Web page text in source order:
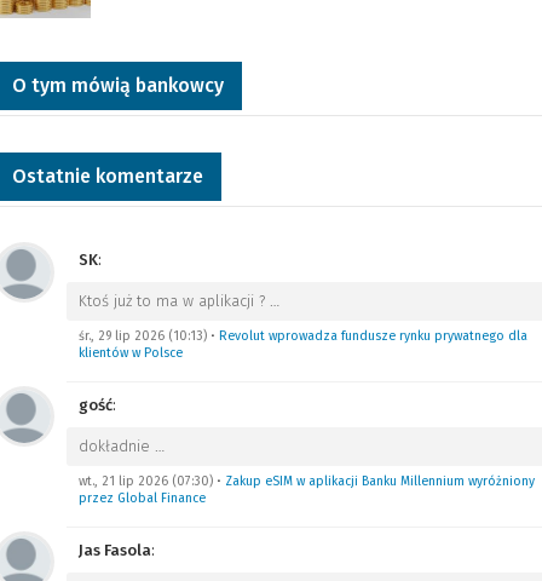
O tym mówią bankowcy
Ostatnie komentarze
SK:
Ktoś już to ma w aplikacji ? …
śr., 29 lip 2026 (10:13) • Revolut wprowadza fundusze rynku prywatnego dla
klientów w Polsce
gość:
dokładnie …
wt., 21 lip 2026 (07:30) • Zakup eSIM w aplikacji Banku Millennium wyróżniony
przez Global Finance
Jas Fasola: